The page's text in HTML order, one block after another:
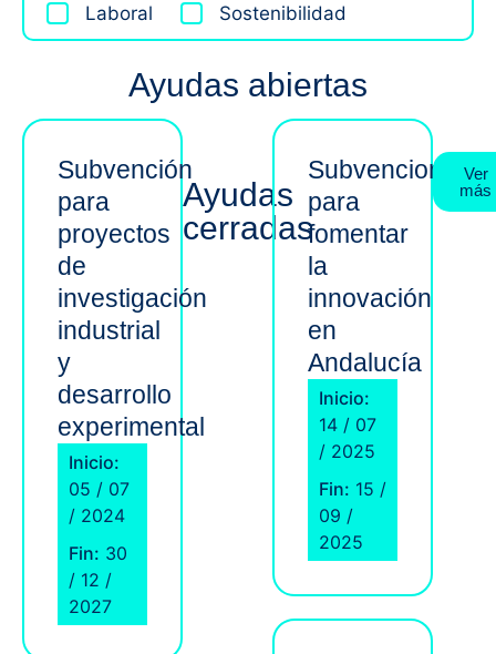
Laboral
Sostenibilidad
Ayudas abiertas
Subvención
para
proyectos
de
investigación
industrial
y
desarrollo
experimental
Inicio:
05 / 07
/ 2024
Fin: 30
/ 12 /
2027
Ayudas
cerradas
Subvenciones
para
fomentar
la
innovación
en
Andalucía
Inicio:
14 / 07
/ 2025
Fin: 15 /
09 /
2025
Ver
más